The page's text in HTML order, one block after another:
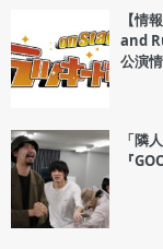
【情
and
公演
「隣
『